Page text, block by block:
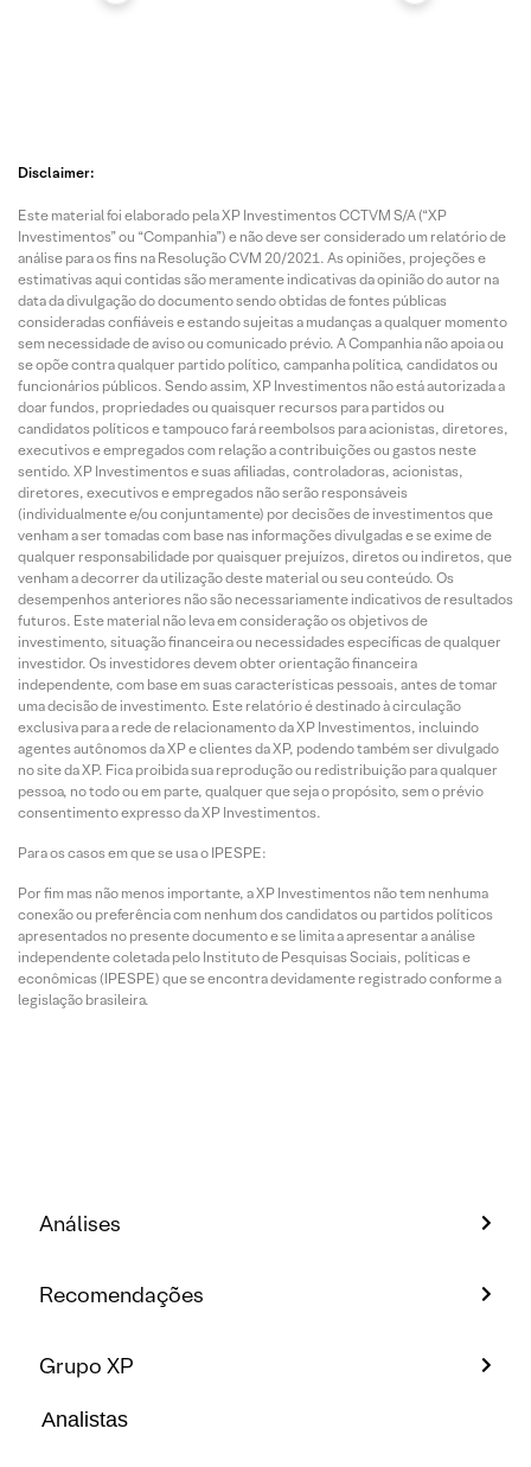
Disclaimer:
Este material foi elaborado pela XP Investimentos CCTVM S/A (“XP
Investimentos” ou “Companhia”) e não deve ser considerado um relatório de
análise para os fins na Resolução CVM 20/2021. As opiniões, projeções e
estimativas aqui contidas são meramente indicativas da opinião do autor na
data da divulgação do documento sendo obtidas de fontes públicas
consideradas confiáveis e estando sujeitas a mudanças a qualquer momento
sem necessidade de aviso ou comunicado prévio. A Companhia não apoia ou
se opõe contra qualquer partido político, campanha política, candidatos ou
funcionários públicos. Sendo assim, XP Investimentos não está autorizada a
doar fundos, propriedades ou quaisquer recursos para partidos ou
candidatos políticos e tampouco fará reembolsos para acionistas, diretores,
executivos e empregados com relação a contribuições ou gastos neste
sentido. XP Investimentos e suas afiliadas, controladoras, acionistas,
diretores, executivos e empregados não serão responsáveis
(individualmente e/ou conjuntamente) por decisões de investimentos que
venham a ser tomadas com base nas informações divulgadas e se exime de
qualquer responsabilidade por quaisquer prejuízos, diretos ou indiretos, que
venham a decorrer da utilização deste material ou seu conteúdo. Os
desempenhos anteriores não são necessariamente indicativos de resultados
futuros. Este material não leva em consideração os objetivos de
investimento, situação financeira ou necessidades específicas de qualquer
investidor. Os investidores devem obter orientação financeira
independente, com base em suas características pessoais, antes de tomar
uma decisão de investimento. Este relatório é destinado à circulação
exclusiva para a rede de relacionamento da XP Investimentos, incluindo
agentes autônomos da XP e clientes da XP, podendo também ser divulgado
no site da XP. Fica proibida sua reprodução ou redistribuição para qualquer
pessoa, no todo ou em parte, qualquer que seja o propósito, sem o prévio
consentimento expresso da XP Investimentos.
Para os casos em que se usa o IPESPE:
Por fim mas não menos importante, a XP Investimentos não tem nenhuma
conexão ou preferência com nenhum dos candidatos ou partidos políticos
apresentados no presente documento e se limita a apresentar a análise
independente coletada pelo Instituto de Pesquisas Sociais, políticas e
econômicas (IPESPE) que se encontra devidamente registrado conforme a
legislação brasileira.
Análises
Recomendações
Grupo XP
Analistas